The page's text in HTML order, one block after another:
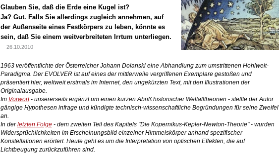
Glauben Sie, daß die Erde eine Kugel ist?
Ja? Gut. Falls Sie allerdings zugleich annehmen, auf
der Außenseite eines Festkörpers zu leben, könnte es
sein, daß Sie einem weitverbreiteten Irrtum unterliegen.
26.10.2010
1963 veröffentlichte der Österreicher Johann Dolanski eine Abhandlung zum umstrittenen Hohlwelt-
Paradigma. Der EVOLVER ist auf eines der mittlerweile vergriffenen Exemplare gestoßen und
präsentiert hier, weltweit erstmals im Internet, den ungekürzten Text, mit den Illustrationen der
Originalausgabe.
Im Vorwort- unsererseits ergänzt um einen kurzen Abriß historischer Weltalltheorien - stellte derAutor
gängige Hypothesen infrage und kündigte technisch-wissenschaftliche Begründungen für seine Zweifel
an.
In derletzten Folge- dem zweiten Teil des Kapitels "Die Kopernikus-Kepler-Newton-Theorie" - wurden
Widersprüchlichkeiten im Erscheinungsbild einzelner Himmelskörper anhand spezifischer
Konstellationen erörtert. Heute geht es um die Interpretation von optischen Effekten, die auf
Lichtbeugung zurückzuführen sind.